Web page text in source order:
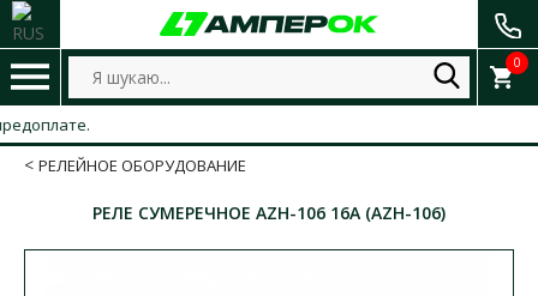
0
РЕЛЕЙНОЕ ОБОРУДОВАНИЕ
РЕЛЕ СУМЕРЕЧНОЕ AZH-106 16A (AZH-106)